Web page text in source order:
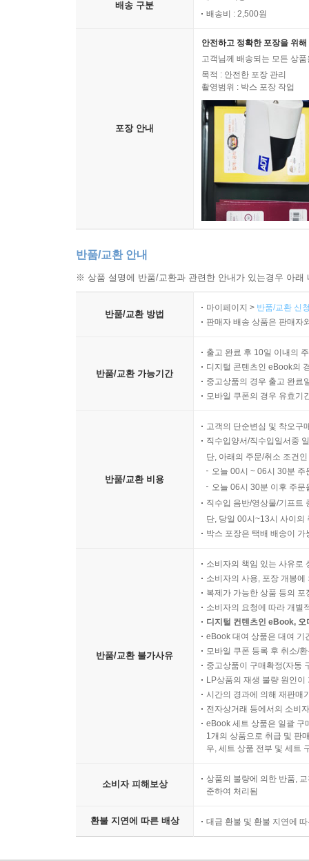
배송 구분
배송비 : 2,500원
포장 안내
안전하고 정확한 포장을 위
고객님께 배송되는 모든 상
목적 : 안전한 포장 관리
촬영범위 : 박스 포장 작업
반품/교환 안내
※ 상품 설명에 반품/교환과 관련한 안내가 있는경우 아
반품/교환 방법
마이페이지 > 반품/교환 신
판매자 배송 상품은 판매자
반품/교환 가능기간
출고 완료 후 10일 이내의
디지털 콘텐츠인 eBook의
중고상품의 경우 출고 완료
모바일 쿠폰의 경우 유효기
반품/교환 비용
고객의 단순변심 및 착오구
직수입양서/직수입일서중
단, 아래의 주문/취소 조건
오늘 00시 ~ 06시 30분
오늘 06시 30분 이후 주
직수입 음반/영상물/기프트
단, 당일 00시~13시 사이의
박스 포장은 택배 배송이
반품/교환 불가사유
소비자의 책임 있는 사유로
소비자의 사용, 포장 개봉
복제가 가능한 상품 등의
소비자의 요청에 따라 개별
디지털 컨텐츠인 eBook,
eBook 대여 상품은 대여 기
모바일 쿠폰 등록 후 취소/
중고상품이 구매확정(자동
LP상품의 재생 불량 원인
시간의 경과에 의해 재판매
전자상거래 등에서의 소비
eBook 세트 상품은 일괄 구
1개의 상품으로 취급 및 판
우, 세트 상품 전부 및 세트
소비자 피해보상
상품의 불량에 의한 반품,
준하여 처리됨
환불 지연에 따른 배상 대금 환불 및 환불 지연에